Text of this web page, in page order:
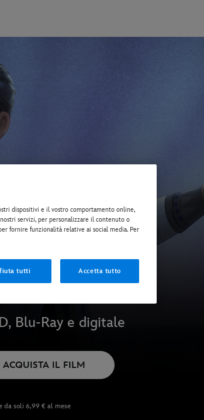
Blu-Ray e digitale
ACQUISTA IL FILM
da soli 6,99 € al mese
dispositivi e il vostro comportamento online,
servizi, per personalizzare il contenuto o
fornire funzionalità relative ai social media. Per
tutti Accetta tutto